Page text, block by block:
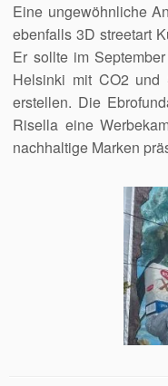
Eine ungewöhnliche
ebenfalls 3D streetart
Er sollte im
Helsinki mit CO2 und
erstellen. Die
Risella eine
nachhaltige Marken